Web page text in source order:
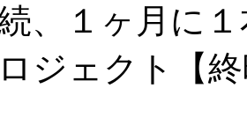
、１ヶ月に
ジェクト【